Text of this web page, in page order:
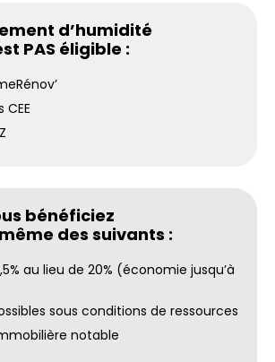
d’humidité
PAS éligible :
bénéficiez
des suivants :
au lieu de 20% (économie jusqu’à
sous conditions de ressources
notable